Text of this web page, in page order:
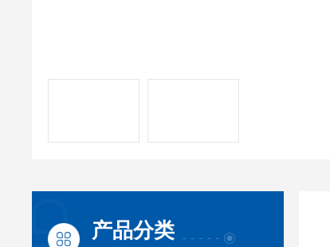
产品分类